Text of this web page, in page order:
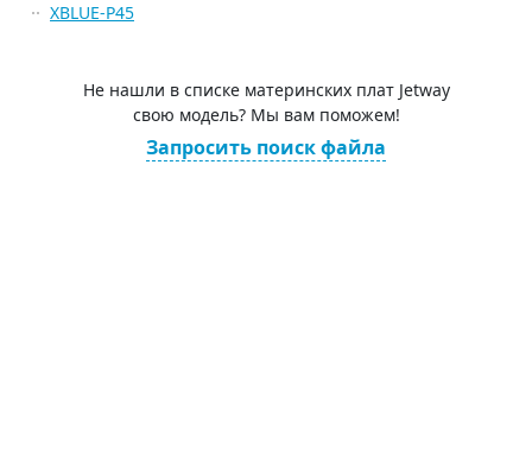
XBLUE-P45
Не нашли в списке материнских плат Jetway
свою модель? Мы вам поможем!
Запросить поиск файла